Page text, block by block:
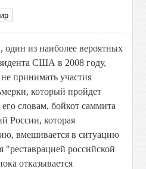
из наиболее вероятных
США в 2008 году,
принимать участия
который пройдет
словам, бойкот саммита
России, которая
вмешивается в ситуацию
"реставрацией российской
отказывается